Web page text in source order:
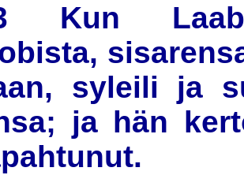
Kun
syleili ja
ja hän